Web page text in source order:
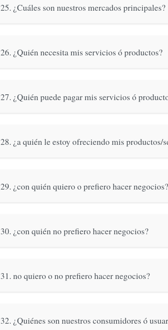
25. ¿Cuáles son nuestros mercados principales?
26. ¿Quién necesita mis servicios ó productos?
27. ¿Quién puede pagar mis servicios ó
28. ¿a quién le estoy ofreciendo mis productos/
29. ¿con quién quiero o prefiero hacer negocios?
30. ¿con quién no prefiero hacer negocios?
31. no quiero o no prefiero hacer negocios?
32. ¿Quiénes son nuestros consumidores ó